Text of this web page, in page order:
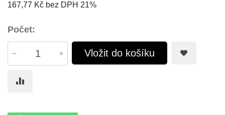
167,77 Kč bez DPH 21%
Počet:
Vložit do košíku